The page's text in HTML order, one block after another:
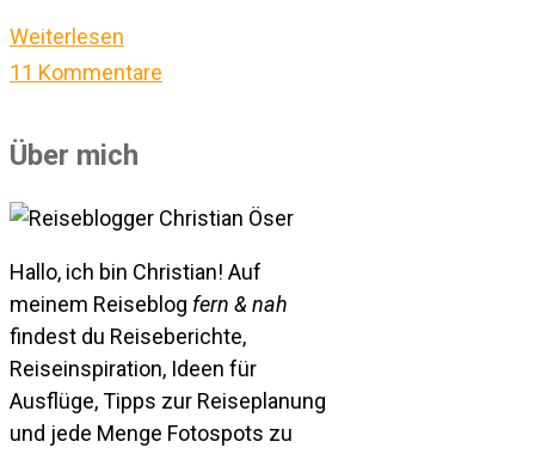
Weiterlesen
11 Kommentare
Über mich
Hallo, ich bin Christian! Auf
meinem Reiseblog fern & nah
findest du Reiseberichte,
Reiseinspiration, Ideen für
Ausflüge, Tipps zur Reiseplanung
und jede Menge Fotospots zu